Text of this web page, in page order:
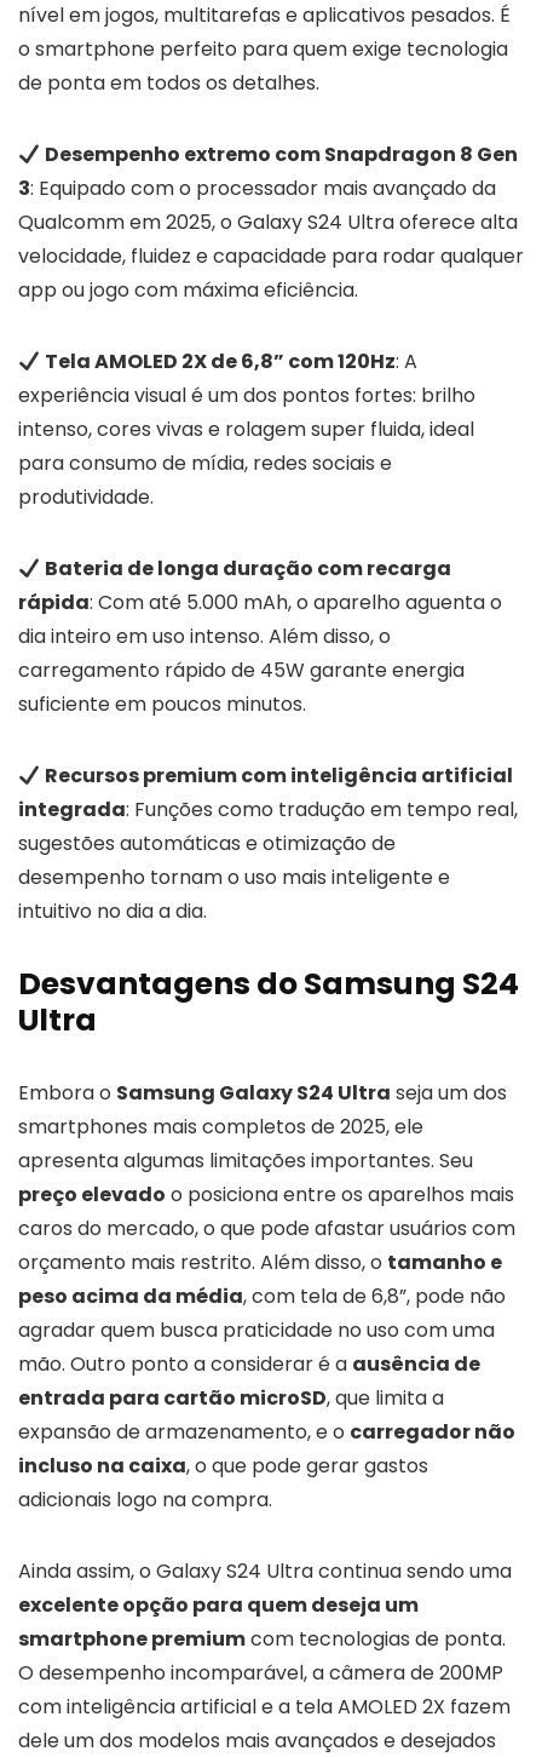
nível em jogos, multitarefas e aplicativos pesados. É
o smartphone perfeito para quem exige tecnologia
de ponta em todos os detalhes.
Desempenho extremo com Snapdragon 8 Gen
3: Equipado com o processador mais avançado da
Qualcomm em 2025, o Galaxy S24 Ultra oferece alta
velocidade, fluidez e capacidade para rodar qualquer
app ou jogo com máxima eficiência.
Tela AMOLED 2X de 6,8” com 120Hz: A
experiência visual é um dos pontos fortes: brilho
intenso, cores vivas e rolagem super fluida, ideal
para consumo de mídia, redes sociais e
produtividade.
Bateria de longa duração com recarga
rápida: Com até 5.000 mAh, o aparelho aguenta o
dia inteiro em uso intenso. Além disso, o
carregamento rápido de 45W garante energia
suficiente em poucos minutos.
Recursos premium com inteligência artificial
integrada: Funções como tradução em tempo real,
sugestões automáticas e otimização de
desempenho tornam o uso mais inteligente e
intuitivo no dia a dia.
Desvantagens do Samsung S24
Ultra
Embora o Samsung Galaxy S24 Ultra seja um dos
smartphones mais completos de 2025, ele
apresenta algumas limitações importantes. Seu
preço elevado o posiciona entre os aparelhos mais
caros do mercado, o que pode afastar usuários com
orçamento mais restrito. Além disso, o tamanho e
peso acima da média, com tela de 6,8”, pode não
agradar quem busca praticidade no uso com uma
mão. Outro ponto a considerar é a ausência de
entrada para cartão microSD, que limita a
expansão de armazenamento, e o carregador não
incluso na caixa, o que pode gerar gastos
adicionais logo na compra.
Ainda assim, o Galaxy S24 Ultra continua sendo uma
excelente opção para quem deseja um
smartphone premiumcom tecnologias de ponta.
O desempenho incomparável, a câmera de 200MP
com inteligência artificial e a tela AMOLED 2X fazem
dele um dos modelos mais avançados e desejados